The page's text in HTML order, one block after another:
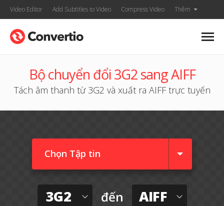
Video Editor Add Subtitles to Video Compress Video Thêm
Bộ chuyển đổi 3G2 sang AIFF
Tách âm thanh từ 3G2 và xuất ra AIFF trực tuyến
Chọn Tập tin
3G2 đến AIFF